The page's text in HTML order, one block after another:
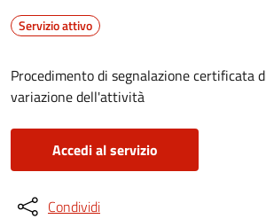
Servizio attivo
Procedimento di segnalazione certificata
variazione dell'attività
Accedi al servizio
Condividi